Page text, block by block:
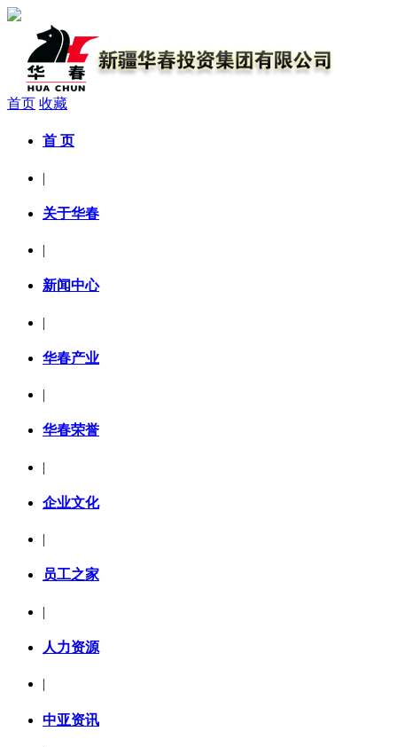
首页 收藏
首 页
|
关于华春
|
新闻中心
|
华春产业
|
华春荣誉
|
企业文化
|
员工之家
|
人力资源
|
中亚资讯